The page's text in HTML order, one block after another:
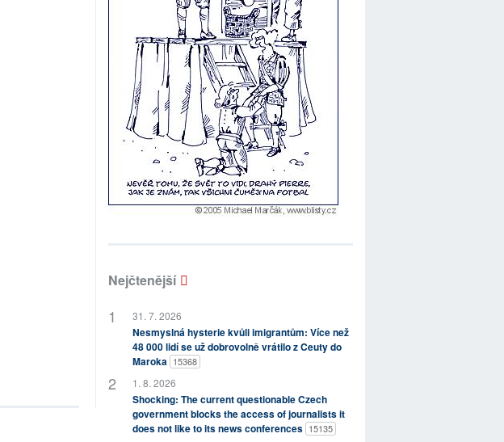
Nejčtenější
31. 7. 2026
Nesmyslná hysterie kvůli imigrantům: Více než
48 000 lidí se už dobrovolně vrátilo z Ceuty do
Maroka 15368
1. 8. 2026
Shocking: The current questionable Czech
government blocks the access of journalists it
does not like to its news conferences 15135